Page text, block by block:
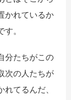
かれているか
。
分たちがこの
次の人たちが
てるんだ、